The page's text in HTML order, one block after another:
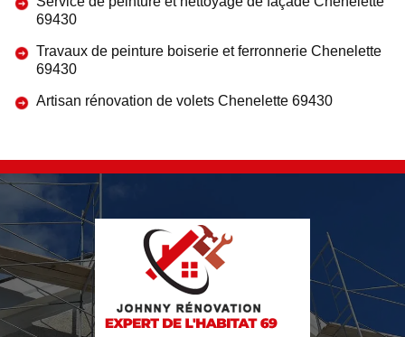
69430
Travaux de peinture boiserie et ferronnerie Chenelette
69430
Artisan rénovation de volets Chenelette 69430